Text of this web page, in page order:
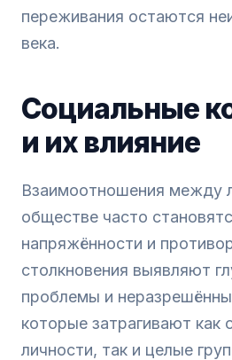
переживания остаются
века.
Социальные
и их влияние
Взаимоотношения между
обществе часто
напряжённости и
столкновения выявляют
проблемы и
которые затрагивают как
личности, так и целые